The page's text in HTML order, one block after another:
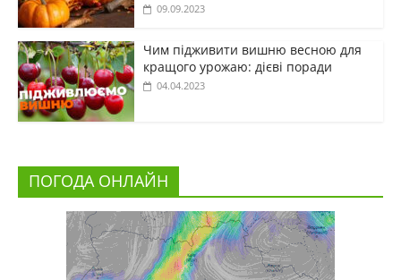
09.09.2023
Чим підживити вишню весною для
кращого урожаю: дієві поради
04.04.2023
ПОГОДА ОНЛАЙН